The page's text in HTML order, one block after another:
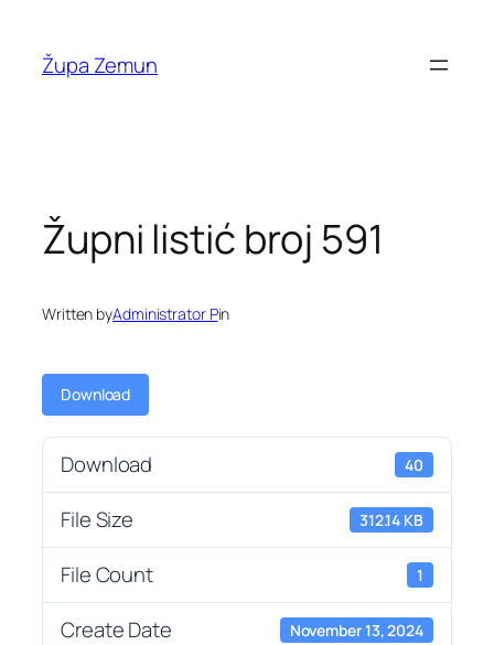
content
Župa Zemun
Župni listić broj 591
Written byAdministrator Pin
Download
Download 40
File Size 312.14 KB
File Count 1
Create Date November 13, 2024